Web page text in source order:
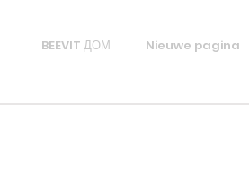
BEEVIT ДОМ Nieuwe pagina